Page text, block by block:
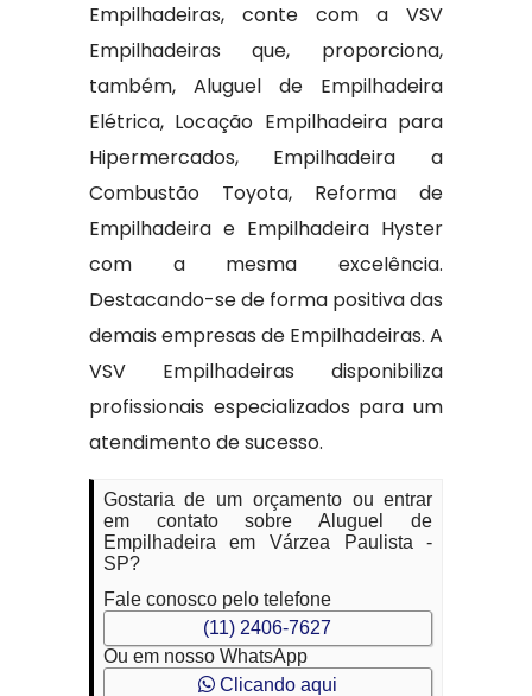
Empilhadeiras, conte com a VSV
Empilhadeiras que, proporciona,
também, Aluguel de Empilhadeira
Elétrica, Locação Empilhadeira para
Hipermercados, Empilhadeira a
Combustão Toyota, Reforma de
Empilhadeira e Empilhadeira Hyster
com a mesma excelência.
Destacando-se de forma positiva das
demais empresas de Empilhadeiras. A
VSV Empilhadeiras disponibiliza
profissionais especializados para um
atendimento de sucesso.
Gostaria de um orçamento ou entrar
em contato sobre Aluguel de
Empilhadeira em Várzea Paulista -
SP?
Fale conosco pelo telefone
(11) 2406-7627
Ou em nosso WhatsApp
Clicando aqui